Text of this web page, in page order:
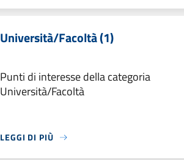
Università/Facoltà (1)
Punti di interesse della categoria
Università/Facoltà
LEGGI DI PIÙ